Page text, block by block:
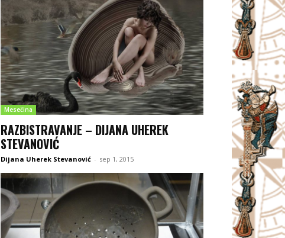
Mesečina
RAZBISTRAVANJE – DIJANA UHEREK
STEVANOVIĆ
Dijana Uherek Stevanović - sep 1, 2015